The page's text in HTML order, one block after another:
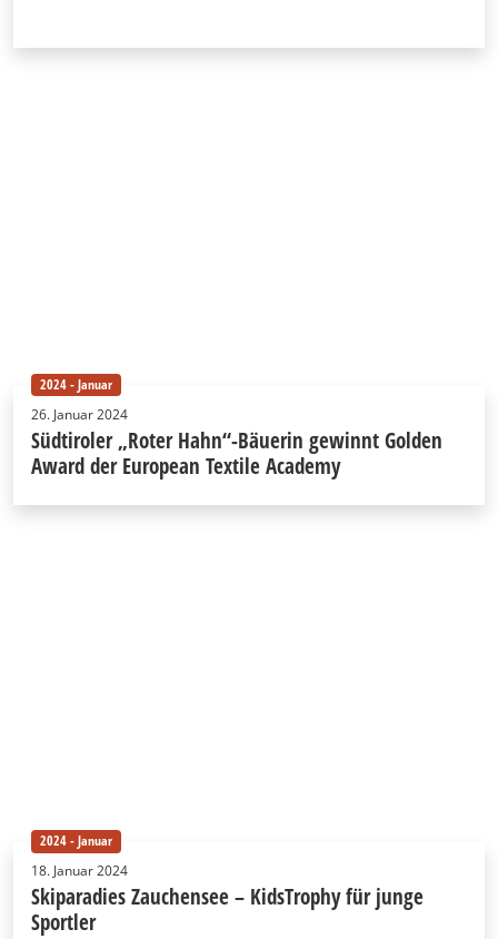
2024 - Januar
26. Januar 2024
Südtiroler „Roter Hahn“-Bäuerin gewinnt Golden
Award der European Textile Academy
2024 - Januar
18. Januar 2024
Skiparadies Zauchensee – KidsTrophy für junge
Sportler